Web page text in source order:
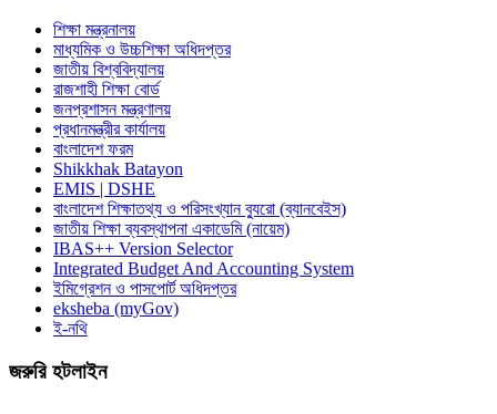
শিক্ষা মন্ত্রনালয়
মাধ্যমিক ও উচ্চশিক্ষা অধিদপ্তর
জাতীয় বিশ্ববিদ্যালয়
রাজশাহী শিক্ষা বোর্ড
জনপ্রশাসন মন্ত্রণালয়
প্রধানমন্ত্রীর কার্যালয়
বাংলাদেশ ফরম
Shikkhak Batayon
EMIS | DSHE
বাংলাদেশ শিক্ষাতথ্য ও পরিসংখ্যান ব্যুরো (ব্যানবেইস)
জাতীয় শিক্ষা ব্যবস্থাপনা একাডেমি (নায়েম)
IBAS++ Version Selector
Integrated Budget And Accounting System
ইমিগ্রেশন ও পাসপোর্ট অধিদপ্তর
eksheba (myGov)
ই-নথি
জরুরি হটলাইন